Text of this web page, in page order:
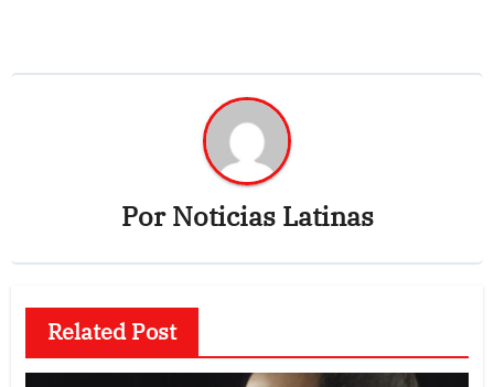
PorNoticias Latinas
Related Post